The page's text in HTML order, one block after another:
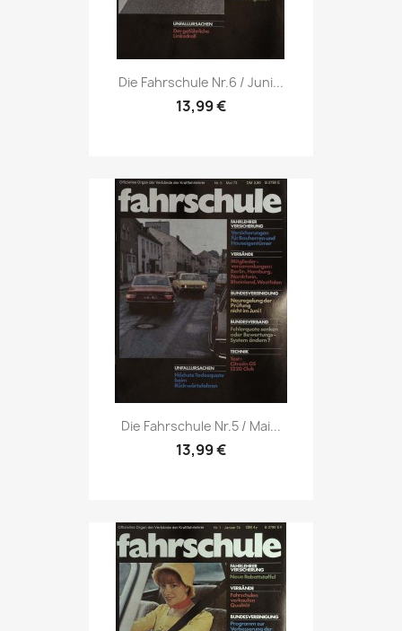
Vorschau
Die Fahrschule Nr.6 / Juni...
13,99 €
Vorschau
Die Fahrschule Nr.5 / Mai...
13,99 €